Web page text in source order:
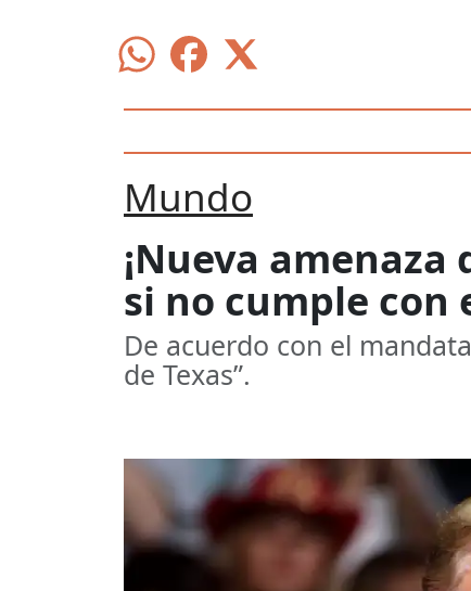
Mundo
¡Nueva
si no cumple con
De acuerdo con el
de Texas”.